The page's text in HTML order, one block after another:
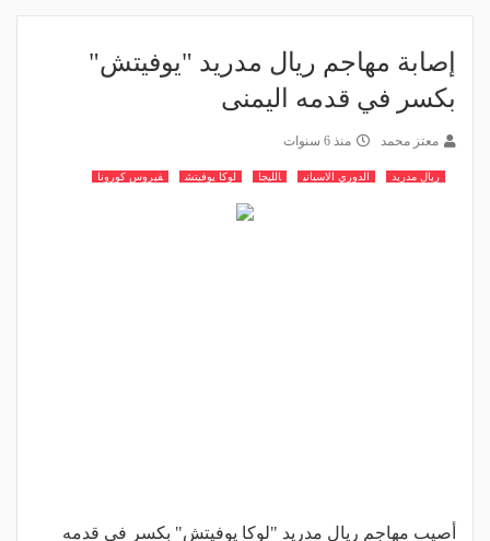
إصابة مهاجم ريال مدريد "يوفيتش"
بكسر في قدمه اليمنى
معتز محمد منذ 6 سنوات
ريال مدريد الدوري الاسباني الليجا لوكا يوفيتش فيروس كورونا
أصيب مهاجم ريال مدريد "لوكا يوفيتش" بكسر في قدمه